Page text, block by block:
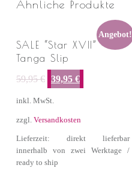
Ähnliche Produkte
Angebot!
SALE “Star XVII” –
Tanga Slip
59,95€
Ursprünglicher Preis war: 59,95 €
39,95 €
Aktueller Preis ist: 39,95 €.
inkl. MwSt.
zzgl. Versandkosten
Lieferzeit: direkt lieferbar
innerhalb von zwei Werktage /
ready to ship